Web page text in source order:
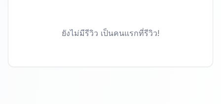
ยังไม่มีรีวิว เป็นคนแรกที่รีวิว!